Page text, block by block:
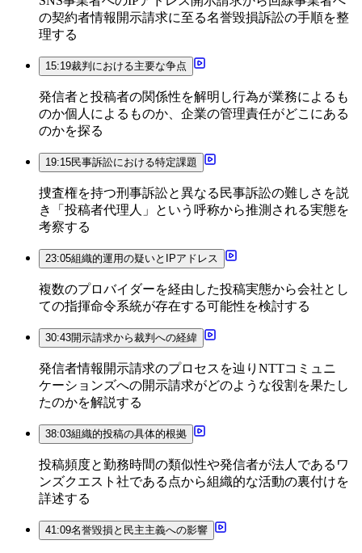
の契約者情報開示請求に至る名誉毀損訴訟の手順を整
理する
15:19裁判における主要な争点
発信者と投稿者の関係性を解明し行為が業務によるも
のか個人によるものか、企業の管理責任がどこにある
のかを探る
19:15民事訴訟における特定課題
捜査権を持つ刑事訴訟と異なる民事訴訟の難しさを説
き「投稿者代理人」という呼称から推測される実態を
考察する
23:05組織的運用の疑いとIPアドレス
複数のプロバイダーを経由した投稿実態から会社とし
ての指揮命令系統が存在する可能性を検討する
30:43開示請求から裁判への経緯
発信者情報開示請求のプロセスを辿りNTTコミュニ
ケーションズへの開示請求がどのような役割を果たし
たのかを解説する
38:03組織的投稿の具体的根拠
投稿頻度と勤務時間の類似性や発信者が法人であるワ
ンズクエスト社である点から組織的な活動の裏付けを
詳述する
41:09名誉毀損と民主主義への影響